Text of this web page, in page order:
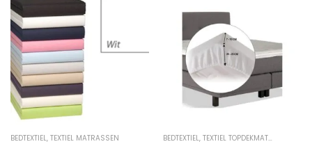
BEDTEXTIEL, TEXTIEL MATRASSEN BEDTEXTIEL, TEXTIEL TOPDEKMATRAS